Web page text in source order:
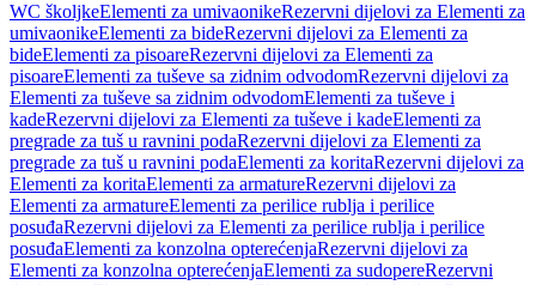
WC školjkeElementi za umivaonikeRezervni dijelovi za Elementi za
umivaonikeElementi za bideRezervni dijelovi za Elementi za
bideElementi za pisoareRezervni dijelovi za Elementi za
pisoareElementi za tuševe sa zidnim odvodomRezervni dijelovi za
Elementi za tuševe sa zidnim odvodomElementi za tuševe i
kadeRezervni dijelovi za Elementi za tuševe i kadeElementi za
pregrade za tuš u ravnini podaRezervni dijelovi za Elementi za
pregrade za tuš u ravnini podaElementi za koritaRezervni dijelovi za
Elementi za koritaElementi za armatureRezervni dijelovi za
Elementi za armatureElementi za perilice rublja i perilice
posuđaRezervni dijelovi za Elementi za perilice rublja i perilice
posuđaElementi za konzolna opterećenjaRezervni dijelovi za
Elementi za konzolna opterećenjaElementi za sudopereRezervni